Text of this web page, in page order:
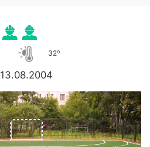
32o
13.08.2004